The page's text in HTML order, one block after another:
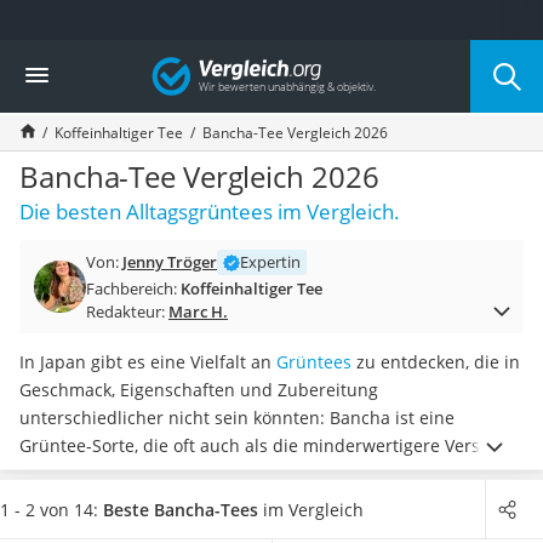
Die beliebtesten Vergleiche nach Kategorie
Lebensmittel
Schwarzkümmelöl
Knäckebrot
Schwarzkümmelöl-Kapseln
Manukahonig
Eiklar
Balsamico-Essig
Schwarzkümmelöl bio
Honig
Gemüsebrühe
Eiskaffee-Pulver
Irischer Whiskey
Grapefruitkernextrakt
Matcha-Set
Vergleich
Koffeinhaltiger Tee Bancha-Tee Vergleich 2026
Bancha-Tee Vergleich 2026
Die besten Alltagsgrüntees im Vergleich.
Von: Jenny Tröger
Expertin
Fachbereich: Koffeinhaltiger Tee
Redakteur: Marc H.
In Japan gibt es eine Vielfalt an Grüntees zu entdecken, die in
Geschmack, Eigenschaften und Zubereitung
unterschiedlicher nicht sein könnten: Bancha ist eine
Grüntee-Sorte, die oft auch als die minderwertigere Version
von Sencha bezeichnet wird – was dem Tee jedoch nicht
gerecht wird. Nicht umsonst istBancha die am
1 - 2 von 14: Beste Bancha-Tees im Vergleich